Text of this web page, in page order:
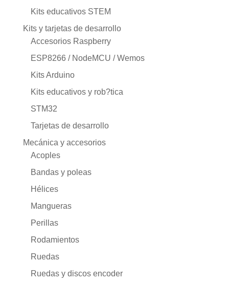
Kits educativos STEM
Kits y tarjetas de desarrollo
Accesorios Raspberry
ESP8266 / NodeMCU / Wemos
Kits Arduino
Kits educativos y rob?tica
STM32
Tarjetas de desarrollo
Mecánica y accesorios
Acoples
Bandas y poleas
Hélices
Mangueras
Perillas
Rodamientos
Ruedas
Ruedas y discos encoder